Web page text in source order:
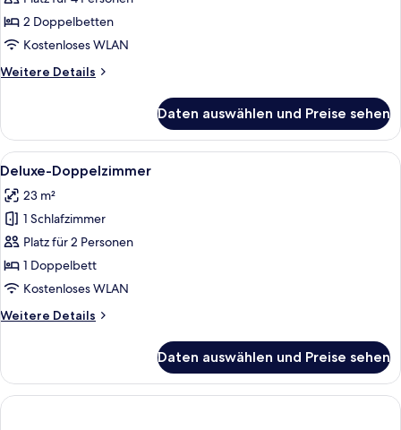
Room
anzeigen
2 Doppelbetten
Kostenloses WLAN
Weitere Details
Weitere
Double
Room
Daten auswählen und Preise sehen
Alle
Fotos
für
Deluxe-
Doppelzimmer
anzeigen
Ein Hotelzimmer mit einem großen
7
Deluxe-Doppelzimmer
23 m²
1 Schlafzimmer
Platz für 2 Personen
1 Doppelbett
Kostenloses WLAN
Weitere Details
Weitere
Doppelzimmer
Daten auswählen und Preise sehen